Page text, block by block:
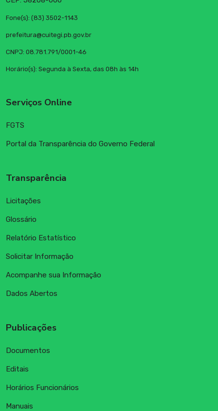
Fone(s): (83) 3502-1143
prefeitura@cuitegi.pb.gov.br
CNPJ: 08.781.791/0001-46
Horário(s): Segunda à Sexta, das 08h às 14h
Serviços Online
FGTS
Portal da Transparência do Governo Federal
Transparência
Licitações
Glossário
Relatório Estatístico
Solicitar Informação
Acompanhe sua Informação
Dados Abertos
Publicações
Documentos
Editais
Horários Funcionários
Manuais